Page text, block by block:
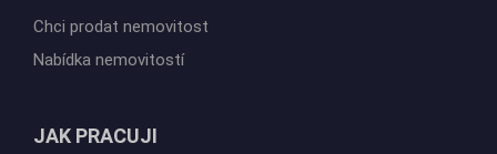
Chci prodat nemovitost
Nabídka nemovitostí
JAK PRACUJI